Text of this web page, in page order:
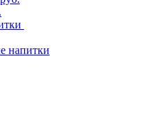
напитки